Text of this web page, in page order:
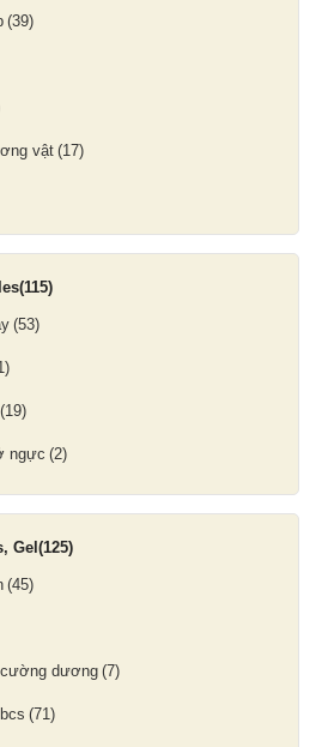
Boy Original xuất xứ USA
và hít vào từ khoảng cách gần
kích ứng).
được bảo quản ở nơi xa tầm tay
đề sức khỏe
đang dùng thuốc, hãy tham khảo
giãn mạch: Tránh kết hợp với các
các loại thuốc gây giãn mạch
mát, tránh ánh nắng trực tiếp và
gần nhất lúc 23:27:20 05/08/2026
(39)
vật (17)
(115)
(53)
(19)
ngực (2)
Gel(125)
(45)
dương (7)
(71)